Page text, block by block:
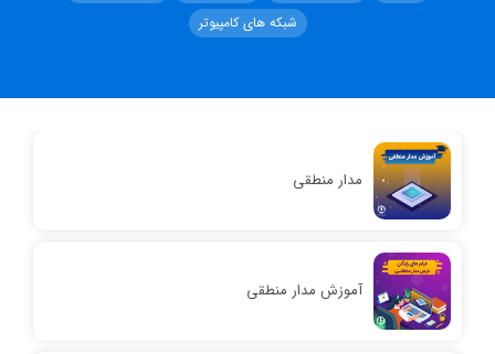
شبکه های کامپیوتر
مدار منطقی
آموزش مدار منطقی